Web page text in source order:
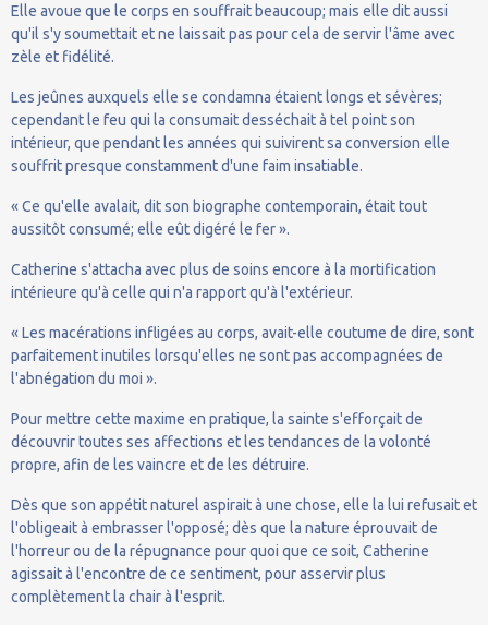
Elle avoue que le corps en souffrait beaucoup; mais elle dit aussi
qu'il s'y soumettait et ne laissait pas pour cela de servir l'âme avec
zèle et fidélité.
Les jeûnes auxquels elle se condamna étaient longs et sévères;
cependant le feu qui la consumait desséchait à tel point son
intérieur, que pendant les années qui suivirent sa conversion elle
souffrit presque constamment d'une faim insatiable.
« Ce qu'elle avalait, dit son biographe contemporain, était tout
aussitôt consumé; elle eût digéré le fer ».
Catherine s'attacha avec plus de soins encore à la mortification
intérieure qu'à celle qui n'a rapport qu'à l'extérieur.
« Les macérations infligées au corps, avait-elle coutume de dire, sont
parfaitement inutiles lorsqu'elles ne sont pas accompagnées de
l'abnégation du moi ».
Pour mettre cette maxime en pratique, la sainte s'efforçait de
découvrir toutes ses affections et les tendances de la volonté
propre, afin de les vaincre et de les détruire.
Dès que son appétit naturel aspirait à une chose, elle la lui refusait et
l'obligeait à embrasser l'opposé; dès que la nature éprouvait de
l'horreur ou de la répugnance pour quoi que ce soit, Catherine
agissait à l'encontre de ce sentiment, pour asservir plus
complètement la chair à l'esprit.